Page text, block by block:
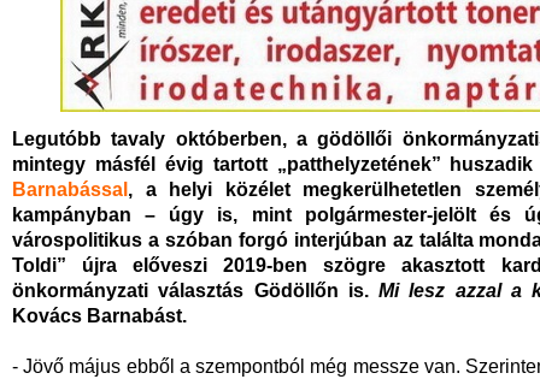
Legutóbb tavaly októberben, a gödöllői
mintegy másfél évig tartott „patthelyzetének”
Barnabással , a helyi közélet megkerülhetetlen
kampányban – úgy is, mint polgármester-jelölt és
várospolitikus a szóban forgó interjúban az találta
Toldi” újra előveszi 2019-ben szögre akasztott
önkormányzati választás Gödöllőn is.Mi lesz azzal a
Kovács Barnabást.
- Jövő május ebből a szempontból még messze van.